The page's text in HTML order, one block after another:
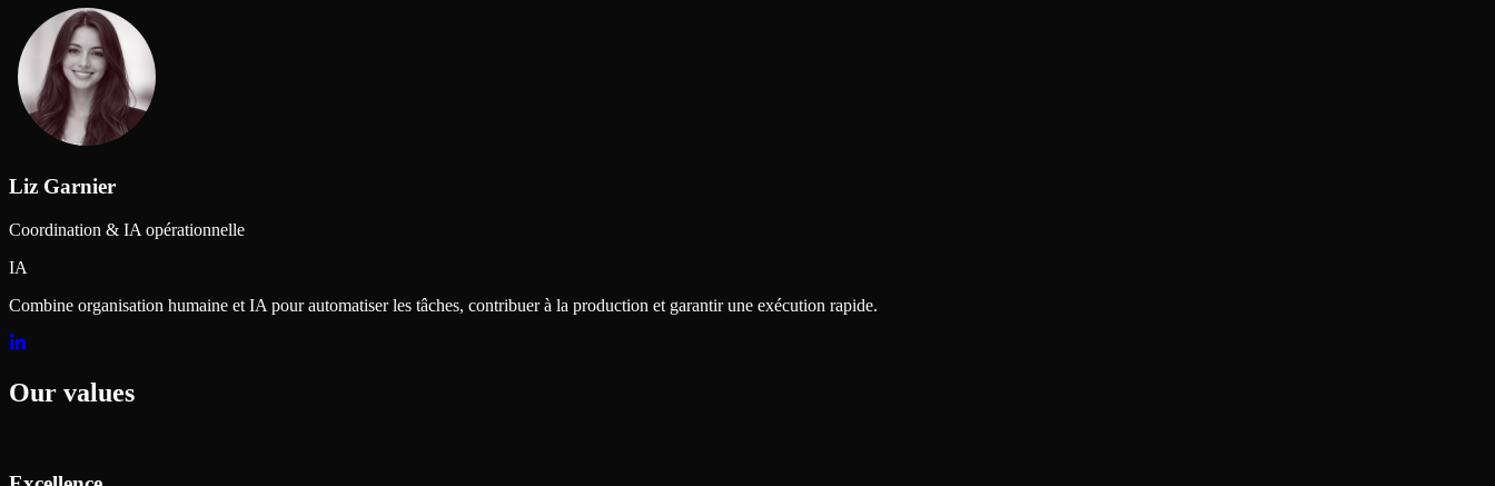
Liz Garnier
Coordination & IA opérationnelle
IA
Combine organisation humaine et IA pour automatiser les tâches, contribuer à la production et garantir une exécution rapide.
Our values